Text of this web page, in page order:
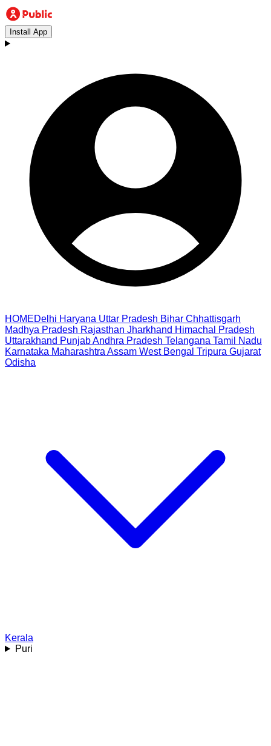
Install App
HOMEDelhi Haryana Uttar Pradesh Bihar Chhattisgarh
Madhya Pradesh Rajasthan Jharkhand Himachal Pradesh
Uttarakhand PunjabAndhra Pradesh Telangana Tamil Nadu
Karnataka Maharashtra Assam West Bengal Tripura Gujarat
Odisha
Kerala
Puri